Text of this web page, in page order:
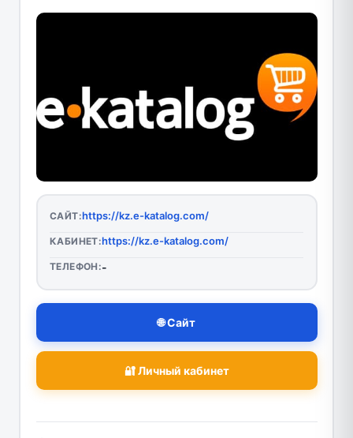
САЙТ:https://kz.e-katalog.com/
КАБИНЕТ:https://kz.e-katalog.com/
ТЕЛЕФОН:-
🌐 Сайт
🔐 Личный кабинет